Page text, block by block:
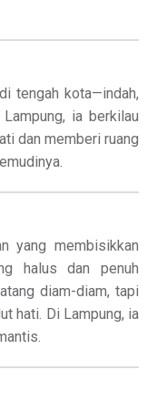
tengah kota—indah,
ia berkilau
dan memberi ruang
yang membisikkan
halus dan penuh
diam-diam, tapi
hati. Di Lampung, ia